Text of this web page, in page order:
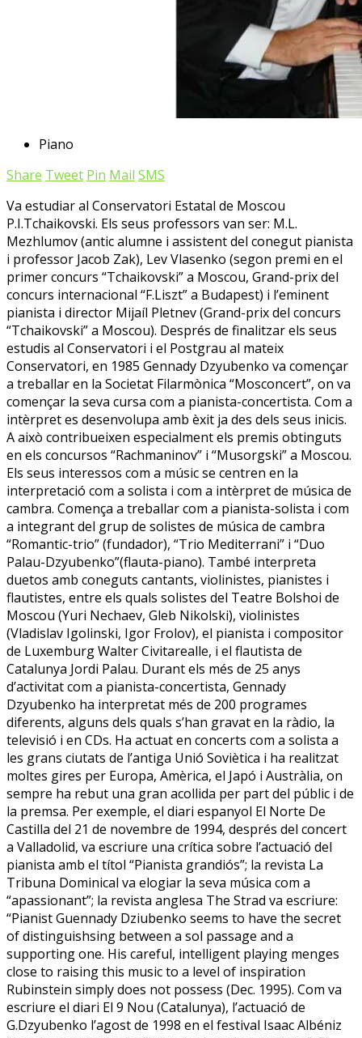
Piano
Share Tweet Pin Mail SMS
Va estudiar al Conservatori Estatal de Moscou
P.I.Tchaikovski. Els seus professors van ser: M.L.
Mezhlumov (antic alumne i assistent del conegut pianista
i professor Jacob Zak), Lev Vlasenko (segon premi en el
primer concurs “Tchaikovski” a Moscou, Grand-prix del
concurs internacional “F.Liszt” a Budapest) i l’eminent
pianista i director Mijaíl Pletnev (Grand-prix del concurs
“Tchaikovski” a Moscou). Després de finalitzar els seus
estudis al Conservatori i el Postgrau al mateix
Conservatori, en 1985 Gennady Dzyubenko va començar
a treballar en la Societat Filarmònica “Mosconcert”, on va
començar la seva cursa com a pianista-concertista. Com a
intèrpret es desenvolupa amb èxit ja des dels seus inicis.
A això contribueixen especialment els premis obtinguts
en els concursos “Rachmaninov” i “Musorgski” a Moscou.
Els seus interessos com a músic se centren en la
interpretació com a solista i com a intèrpret de música de
cambra. Comença a treballar com a pianista-solista i com
a integrant del grup de solistes de música de cambra
“Romantic-trio” (fundador), “Trio Mediterrani” i “Duo
Palau-Dzyubenko”(flauta-piano). També interpreta
duetos amb coneguts cantants, violinistes, pianistes i
flautistes, entre els quals solistes del Teatre Bolshoi de
Moscou (Yuri Nechaev, Gleb Nikolski), violinistes
(Vladislav Igolinski, Igor Frolov), el pianista i compositor
de Luxemburg Walter Civitarealle, i el flautista de
Catalunya Jordi Palau. Durant els més de 25 anys
d’activitat com a pianista-concertista, Gennady
Dzyubenko ha interpretat més de 200 programes
diferents, alguns dels quals s’han gravat en la ràdio, la
televisió i en CDs. Ha actuat en concerts com a solista a
les grans ciutats de l’antiga Unió Soviètica i ha realitzat
moltes gires per Europa, Amèrica, el Japó i Austràlia, on
sempre ha rebut una gran acollida per part del públic i de
la premsa. Per exemple, el diari espanyol El Norte De
Castilla del 21 de novembre de 1994, després del concert
a Valladolid, va escriure una crítica sobre l’actuació del
pianista amb el títol “Pianista grandiós”; la revista La
Tribuna Dominical va elogiar la seva música com a
“apassionant”; la revista anglesa The Strad va escriure:
“Pianist Guennady Dziubenko seems to have the secret
of distinguishsing between a sol passage and a
supporting one. His careful, intelligent playing menges
close to raising this music to a level of inspiration
Rubinstein simply does not possess (Dec. 1995). Com va
escriure el diari El 9 Nou (Catalunya), l’actuació de
G.Dzyubenko l’agost de 1998 en el festival Isaac Albéniz